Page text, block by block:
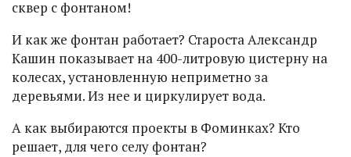
сквер с фонтаном!
И как же фонтан работает? Староста Александр
Кашин показывает на 400-литровую цистерну на
колесах, установленную неприметно за
деревьями. Из нее и циркулирует вода.
А как выбираются проекты в Фоминках? Кто
решает, для чего селу фонтан?